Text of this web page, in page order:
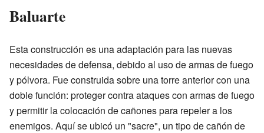
Baluarte
Esta construcción es una adaptación para las nuevas
necesidades de defensa, debido al uso de armas de fuego
y pólvora. Fue construida sobre una torre anterior con una
doble función: proteger contra ataques con armas de fuego
y permitir la colocación de cañones para repeler a los
enemigos. Aquí se ubicó un "sacre", un tipo de cañón de